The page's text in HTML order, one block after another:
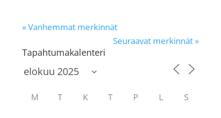
« Vanhemmat merkinnät
Seuraavat merkinnät »
Tapahtumakalenteri
M T K T P L S